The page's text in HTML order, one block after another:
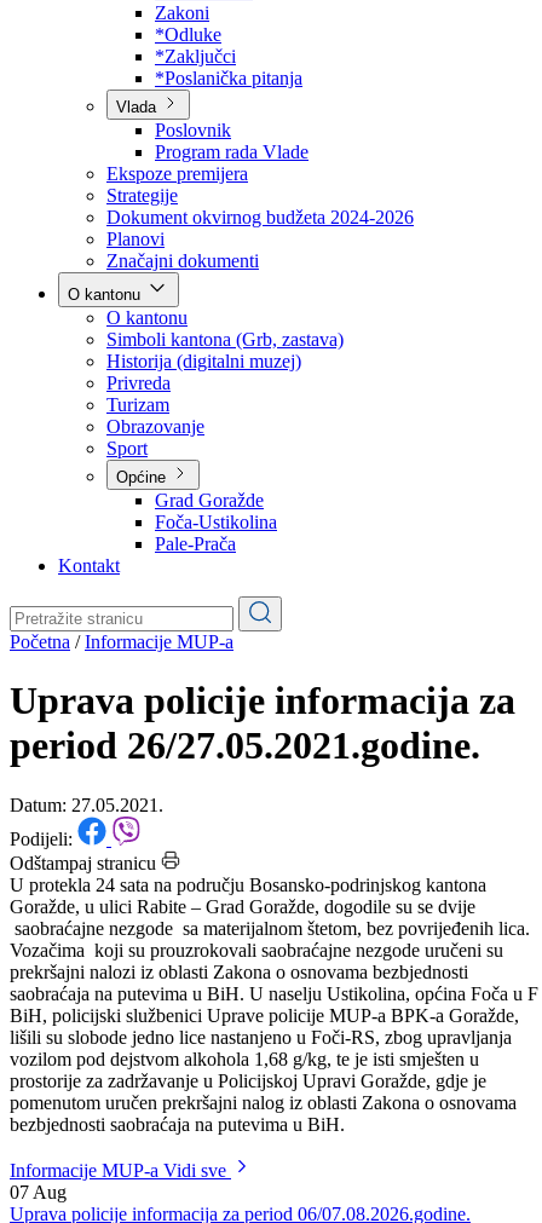
Poslovnik
Program rada Skupštine
Budžet 2026
Zakoni
*Odluke
*Zaključci
*Poslanička pitanja
Vlada
Poslovnik
Program rada Vlade
Ekspoze premijera
Strategije
Dokument okvirnog budžeta 2024-2026
Planovi
Značajni dokumenti
O kantonu
O kantonu
Simboli kantona (Grb, zastava)
Historija (digitalni muzej)
Privreda
Turizam
Obrazovanje
Općine
Pale-Prača
Kontakt
Početna/Informacije MUP-a
Uprava policije informacija za
period 26/27.05.2021.godine.
Datum: 27.05.2021.
Podijeli:
Odštampaj stranicu
U protekla 24 sata na području Bosansko-podrinjskog kantona
Goražde, u ulici Rabite – Grad Goražde, dogodile su se dvije
saobraćajne nezgode sa materijalnom štetom, bez povrijeđenih lica.
Vozačima koji su prouzrokovali saobraćajne nezgode uručeni su
prekršajni nalozi iz oblasti Zakona o osnovama bezbjednosti
saobraćaja na putevima u BiH. U naselju Ustikolina, općina Foča u F
BiH, policijski službenici Uprave policije MUP-a BPK-a Goražde,
lišili su slobode jedno lice nastanjeno u Foči-RS, zbog upravljanja
vozilom pod dejstvom alkohola 1,68 g/kg, te je isti smješten u
pomenutom uručen prekršajni nalog iz oblasti Zakona o osnovama
bezbjednosti saobraćaja na putevima u BiH.